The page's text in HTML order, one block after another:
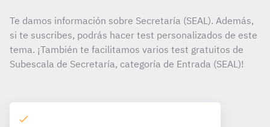
Te damos información sobre Secretaría (SEAL). Además,
si te suscribes, podrás hacer test personalizados de este
tema. ¡También te facilitamos varios test gratuitos de
Subescala de Secretaría, categoría de Entrada (SEAL)!